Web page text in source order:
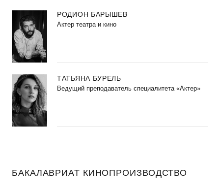
РОДИОН БАРЫШЕВ
Актер театра и кино
ТАТЬЯНА БУРЕЛЬ
Ведущий преподаватель специалитета «Актер»
БАКАЛАВРИАТ КИНОПРОИЗВОДСТВО